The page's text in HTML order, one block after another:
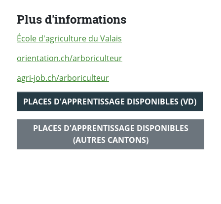
Plus d'informations
École d'agriculture du Valais
orientation.ch/arboriculteur
agri-job.ch/arboriculteur
PLACES D'APPRENTISSAGE DISPONIBLES (VD)
PLACES D'APPRENTISSAGE DISPONIBLES
(AUTRES CANTONS)